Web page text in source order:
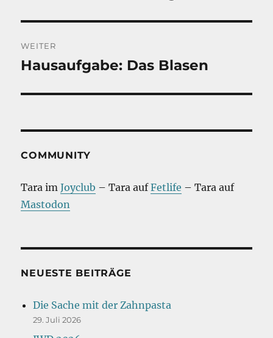
WEITER
Nächster
Hausaufgabe: Das Blasen
COMMUNITY
Tara imJoyclub – Tara aufFetlife – Tara auf
Mastodon
NEUESTE BEITRÄGE
Die Sache mit der Zahnpasta
29. Juli 2026